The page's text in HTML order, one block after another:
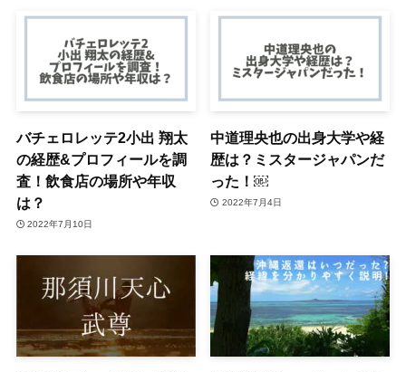
バチェロレッテ2小出 翔太
の経歴&プロフィールを調
査！飲食店の場所や年収
は？
2022年7月10日
中道理央也の出身大学や経
歴は？ミスタージャパンだ
った！￼
2022年7月4日